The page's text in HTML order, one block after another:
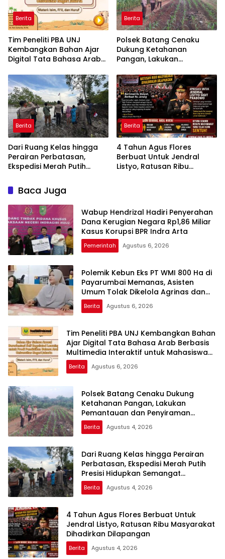
Berita
Tim Peneliti PBA UNJ
Kembangkan Bahan Ajar
Digital Tata Bahasa Arab
Interaktif untuk Mahasiswa
Pemula
Berita
Polsek Batang Cenaku
Dukung Ketahanan
Pangan, Lakukan
Penyiraman Tanaman
Jagung Pipil di Desa Aur
Cina
Berita
Dari Ruang Kelas hingga
Perairan Perbatasan,
Ekspedisi Merah Putih
Kebangsaan di Dumai
Berita
4 Tahun Agus Flores
Berbuat Untuk Jendral
Listyo, Ratusan Ribu
Baca Juga
Wabup Hendrizal Hadiri Penyerahan
Dana Kerugian Negara Rp1,86 Miliar
Kasus Korupsi BPR Indra Arta
Pemerintah Agustus 6, 2026
Polemik Kebun Eks PT WMI 800 Ha di
Payarumbai Memanas, Asisten
Umum Tolak Dikelola Agrinas dan
Tantang Presiden Prabowo
Berita Agustus 6, 2026
Tim Peneliti PBA UNJ Kembangkan Bahan
Ajar Digital Tata Bahasa Arab Berbasis
Multimedia Interaktif untuk Mahasiswa
Pemula
Berita Agustus 6, 2026
Polsek Batang Cenaku Dukung
Ketahanan Pangan, Lakukan
Pemantauan dan Penyiraman
Tanaman Jagung Pipil di Desa Aur
Cina
Berita Agustus 4, 2026
Dari Ruang Kelas hingga Perairan
Perbatasan, Ekspedisi Merah Putih
Presisi Hidupkan Semangat
Kebangsaan di Dumai
Berita Agustus 4, 2026
4 Tahun Agus Flores Berbuat Untuk
Jendral Listyo, Ratusan Ribu Masyarakat
Dihadirkan Dilapangan
Berita Agustus 4, 2026